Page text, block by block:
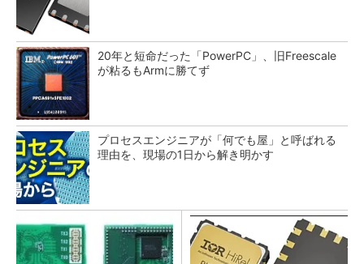
20年と短命だった「PowerPC」、旧Freescale
が粘るもArmに勝てず
プロセスエンジニアが「何でも屋」と呼ばれる
理由を、現場の1日から解き明かす